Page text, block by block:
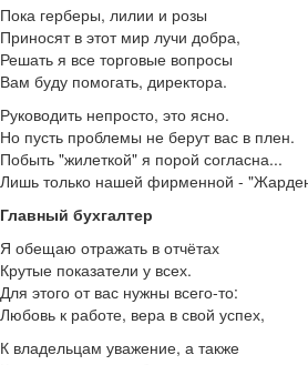
Пока герберы, лилии и розы
Приносят в этот мир лучи добра,
Решать я все торговые вопросы
Вам буду помогать, директора.
Руководить непросто, это ясно.
Но пусть проблемы не берут вас в плен.
Побыть "жилеткой" я порой согласна...
Лишь только нашей фирменной -
Главный бухгалтер
Я обещаю отражать в отчётах
Крутые показатели у всех.
Для этого от вас нужны всего-то:
Любовь к работе, вера в свой успех,
К владельцам уважение, а также